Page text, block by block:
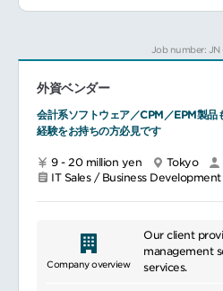
模の案件を担当
Job number: JN
外資ベンダー
会計系ソフトウェア／CPM／EPM製品
経験をお持ちの方必見です
9 - 20 million yen Tokyo
IT Sales / Business Development
Company overview
Our client
management
services.